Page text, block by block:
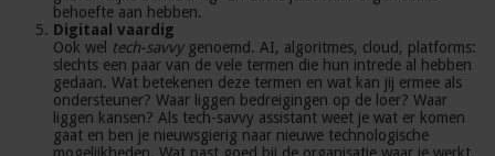
behoefte aan hebben.
Digitaal vaardig
Ook wel tech-savvygenoemd. AI, algoritmes, cloud, platforms:
slechts een paar van de vele termen die hun intrede al hebben
gedaan. Wat betekenen deze termen en wat kan jij ermee als
ondersteuner? Waar liggen bedreigingen op de loer? Waar
liggen kansen? Als tech-savvy assistant weet je wat er komen
gaat en ben je nieuwsgierig naar nieuwe technologische